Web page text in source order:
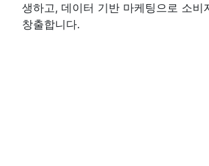
생하고, 데이터 기반 마케팅으로 소
창출합니다.